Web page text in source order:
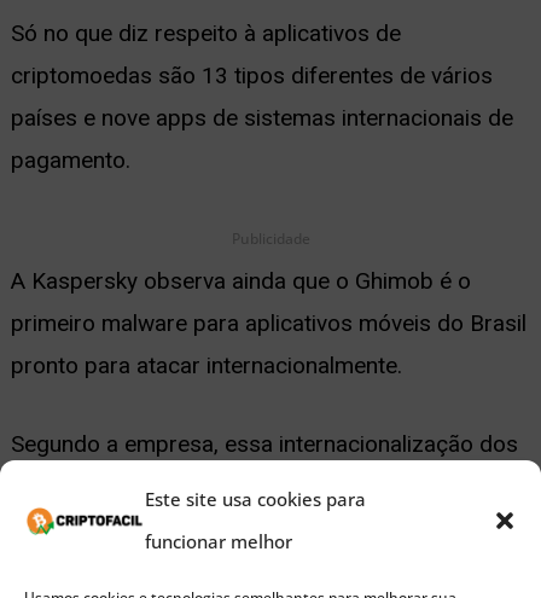
Este site usa cookies para
funcionar melhor
Só no que diz respeito à aplicativos de
criptomoedas são 13 tipos diferentes de vários
países e nove apps de sistemas internacionais de
pagamento.
Publicidade
A Kaspersky observa ainda que o Ghimob é o
primeiro malware para aplicativos móveis do Brasil
pronto para atacar internacionalmente.
Segundo a empresa, essa internacionalização dos
ataques maliciosos deve ocorrer em breve. Afinal,
o malware usa a mesma infraestrutura do trojan